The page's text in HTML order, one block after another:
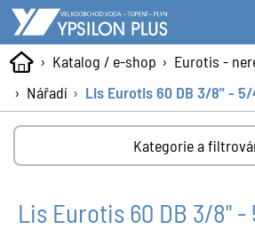
Katalog / e-shop
Eurotis -
Nářadí
Lis Eurotis 60 DB 3/8" -
Kategorie a
Lis Eurotis 60 DB 3/8" -